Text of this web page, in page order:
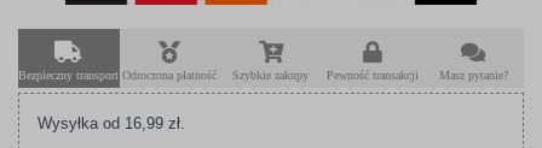
Bezpieczny transport Odroczona płatność Szybkie zakupy Pewność transakcji Masz pytanie?
Wysyłka od 16,99 zł.